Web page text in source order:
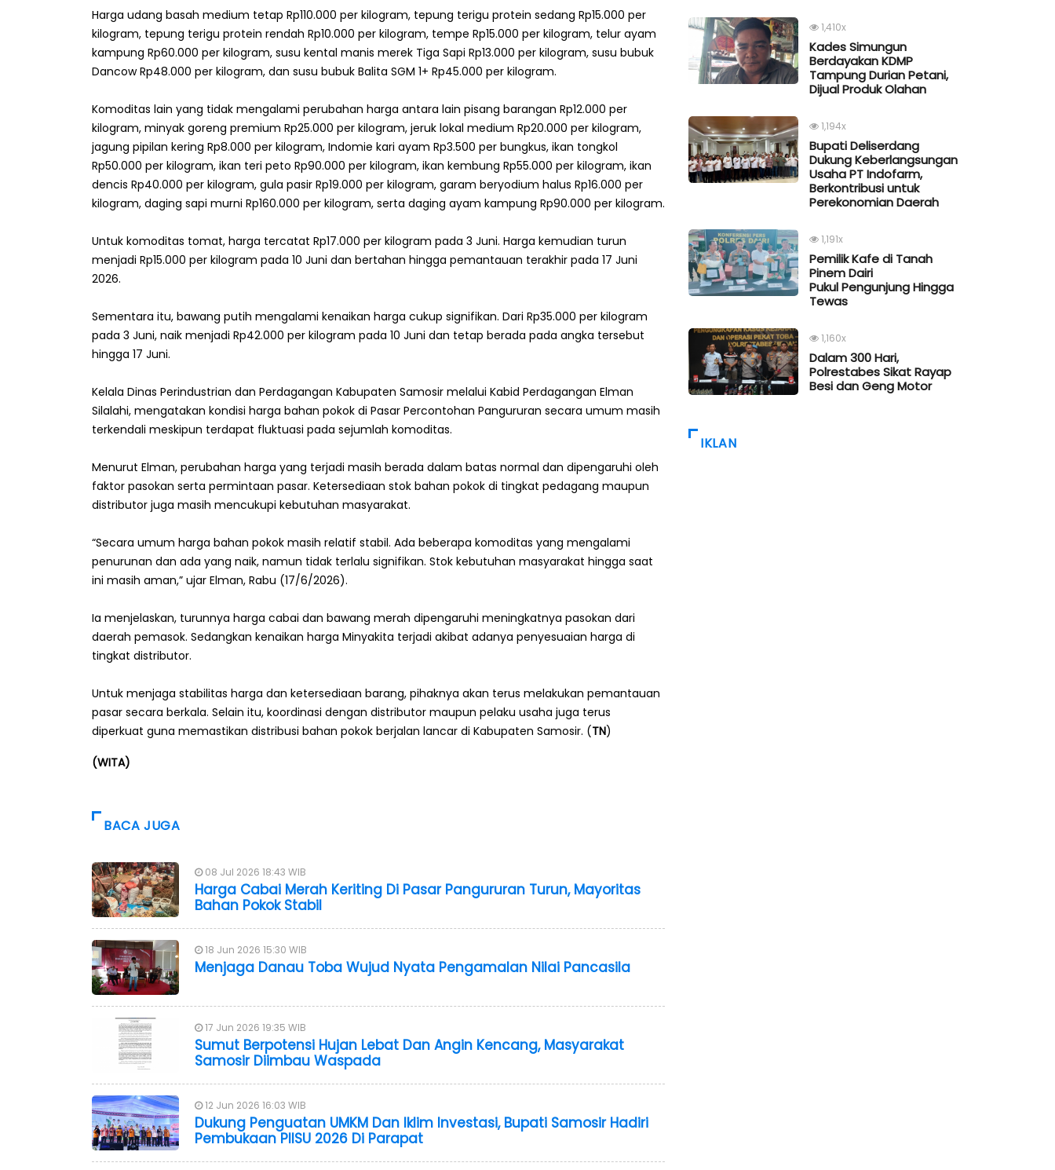
Harga udang basah medium tetap Rp110.000 per kilogram, tepung terigu protein sedang Rp15.000 per
kilogram, tepung terigu protein rendah Rp10.000 per kilogram, tempe Rp15.000 per kilogram, telur ayam
kampung Rp60.000 per kilogram, susu kental manis merek Tiga Sapi Rp13.000 per kilogram, susu bubuk
Dancow Rp48.000 per kilogram, dan susu bubuk Balita SGM 1+ Rp45.000 per kilogram.
Komoditas lain yang tidak mengalami perubahan harga antara lain pisang barangan Rp12.000 per
kilogram, minyak goreng premium Rp25.000 per kilogram, jeruk lokal medium Rp20.000 per kilogram,
jagung pipilan kering Rp8.000 per kilogram, Indomie kari ayam Rp3.500 per bungkus, ikan tongkol
Rp50.000 per kilogram, ikan teri peto Rp90.000 per kilogram, ikan kembung Rp55.000 per kilogram, ikan
dencis Rp40.000 per kilogram, gula pasir Rp19.000 per kilogram, garam beryodium halus Rp16.000 per
kilogram, daging sapi murni Rp160.000 per kilogram, serta daging ayam kampung Rp90.000 per kilogram.
Untuk komoditas tomat, harga tercatat Rp17.000 per kilogram pada 3 Juni. Harga kemudian turun
menjadi Rp15.000 per kilogram pada 10 Juni dan bertahan hingga pemantauan terakhir pada 17 Juni
2026.
Sementara itu, bawang putih mengalami kenaikan harga cukup signifikan. Dari Rp35.000 per kilogram
pada 3 Juni, naik menjadi Rp42.000 per kilogram pada 10 Juni dan tetap berada pada angka tersebut
hingga 17 Juni.
Kelala Dinas Perindustrian dan Perdagangan Kabupaten Samosir melalui Kabid Perdagangan Elman
Silalahi, mengatakan kondisi harga bahan pokok di Pasar Percontohan Pangururan secara umum masih
terkendali meskipun terdapat fluktuasi pada sejumlah komoditas.
Menurut Elman, perubahan harga yang terjadi masih berada dalam batas normal dan dipengaruhi oleh
faktor pasokan serta permintaan pasar. Ketersediaan stok bahan pokok di tingkat pedagang maupun
distributor juga masih mencukupi kebutuhan masyarakat.
“Secara umum harga bahan pokok masih relatif stabil. Ada beberapa komoditas yang mengalami
penurunan dan ada yang naik, namun tidak terlalu signifikan. Stok kebutuhan masyarakat hingga saat
ini masih aman,” ujar Elman, Rabu (17/6/2026).
Ia menjelaskan, turunnya harga cabai dan bawang merah dipengaruhi meningkatnya pasokan dari
daerah pemasok. Sedangkan kenaikan harga Minyakita terjadi akibat adanya penyesuaian harga di
tingkat distributor.
Untuk menjaga stabilitas harga dan ketersediaan barang, pihaknya akan terus melakukan pemantauan
pasar secara berkala. Selain itu, koordinasi dengan distributor maupun pelaku usaha juga terus
diperkuat guna memastikan distribusi bahan pokok berjalan lancar di Kabupaten Samosir. (TN)
(WITA)
BACA JUGA
08 Jul 2026 18:43 WIB
Harga Cabai Merah Keriting Di Pasar Pangururan Turun, Mayoritas
Bahan Pokok Stabil
18 Jun 2026 15:30 WIB
Menjaga Danau Toba Wujud Nyata Pengamalan Nilai Pancasila
17 Jun 2026 19:35 WIB
Sumut Berpotensi Hujan Lebat Dan Angin Kencang, Masyarakat
Samosir Diimbau Waspada
12 Jun 2026 16:03 WIB
Dukung Penguatan UMKM Dan Iklim Investasi, Bupati Samosir Hadiri
Pembukaan PIISU 2026 Di Parapat
1,410x
Kades Simungun
Berdayakan KDMP
Tampung Durian Petani,
Dijual Produk Olahan
1,194x
Bupati Deliserdang
Dukung Keberlangsungan
Usaha PT Indofarm,
Berkontribusi untuk
Perekonomian Daerah
1,191x
Pemilik Kafe di Tanah
Pinem Dairi
Pukul Pengunjung Hingga
Tewas
1,160x
Dalam 300 Hari,
Polrestabes Sikat Rayap
Besi dan Geng Motor
IKLAN